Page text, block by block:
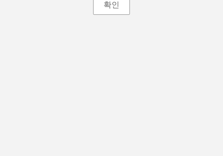
확인